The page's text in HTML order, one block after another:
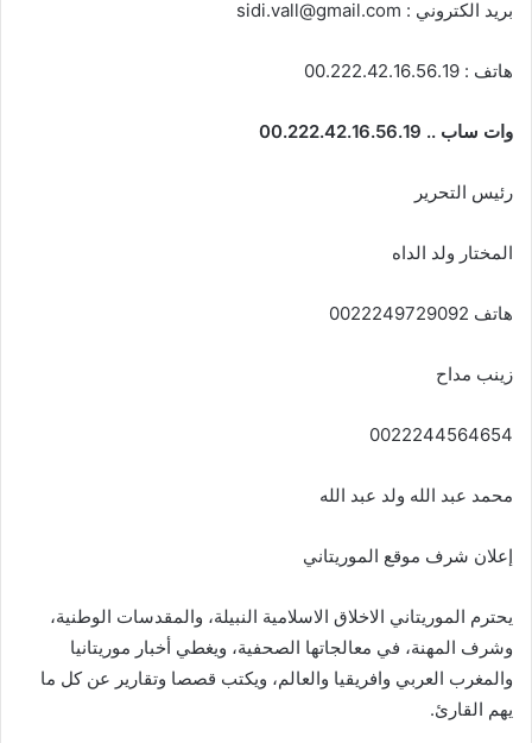
بريد الكتروني : sidi.vall@gmail.com
هاتف : 00.222.42.16.56.19
وات ساب .. 00.222.42.16.56.19
رئيس التحرير
المختار ولد الداه
هاتف 0022249729092
زينب مداح
0022244564654
محمد عبد الله ولد عبد الله
إعلان شرف موقع الموريتاني
يحترم الموريتاني الاخلاق الاسلامية النبيلة، والمقدسات الوطنية،
وشرف المهنة، في معالجاتها الصحفية، ويغطي أخبار موريتانيا
والمغرب العربي وافريقيا والعالم، ويكتب قصصا وتقارير عن كل ما
يهم القارئ.